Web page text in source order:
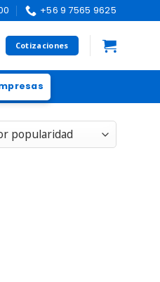
+56 9 7565 9625
Cotizaciones